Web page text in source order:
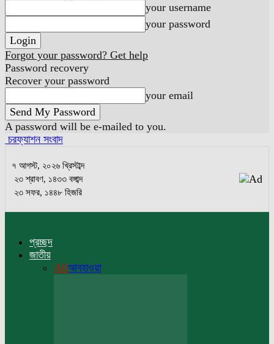
your username
your password
Forgot your password? Get help
Password recovery
Recover your password
your email
A password will be e-mailed to you.
চরফ্যাশন সংবাদ
৭ আগস্ট, ২০২৬ খ্রিস্টাব্দ
২৩ শ্রাবণ, ১৪৩৩ বঙ্গাব্দ
২৩ সফর, ১৪৪৮ হিজরি
প্রচ্ছদ
জাতীয়
Allআবহাওয়া